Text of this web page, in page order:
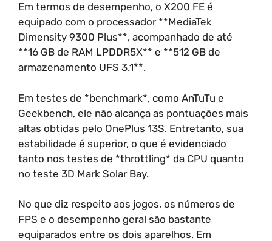
Em termos de desempenho, o X200 FE é
equipado com o processador **MediaTek
Dimensity 9300 Plus**, acompanhado de até
**16 GB de RAM LPDDR5X** e **512 GB de
armazenamento UFS 3.1**.
Em testes de *benchmark*, como AnTuTu e
Geekbench, ele não alcança as pontuações mais
altas obtidas pelo OnePlus 13S. Entretanto, sua
estabilidade é superior, o que é evidenciado
tanto nos testes de *throttling* da CPU quanto
no teste 3D Mark Solar Bay.
No que diz respeito aos jogos, os números de
FPS e o desempenho geral são bastante
equiparados entre os dois aparelhos. Em